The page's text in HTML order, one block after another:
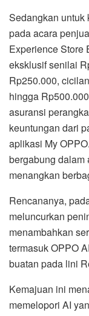
Sedangkan untuk
pada acara
Experience Store
eksklusif senilai
Rp250.000,
hingga
asuransi
keuntungan dari
aplikasi My
bergabung dalam
menangkan
Rencananya,
meluncurkan
menambahkan
termasuk OPPO
buatan pada lini
Kemajuan ini
memelopori AI